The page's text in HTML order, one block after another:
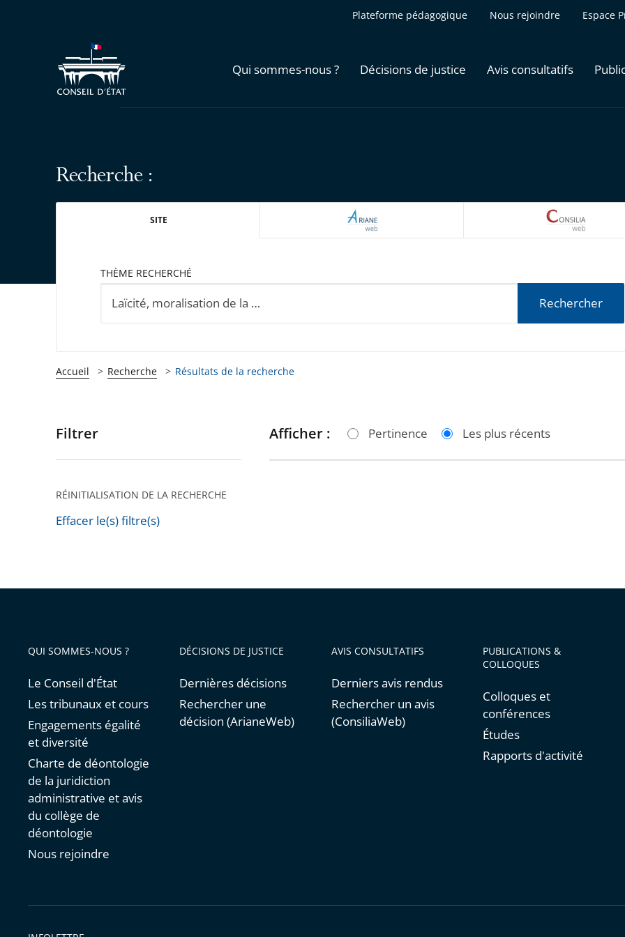
Plateforme pédagogique Nous rejoindre Espace
Qui sommes-nous ? Décisions de justice Avis consultatifs
Recherche :
SITE ARIANEWEB
THÈME RECHERCHÉ
Rechercher
Accueil Recherche Résultats de la recherche
Passer
pour
après
Filtrer
RÉINITIALISATION DE LA RECHERCHE
Effacer le(s) filtre(s)
Afficher : Pertinence Les plus récents
QUI SOMMES-NOUS ?
Le Conseil d'État
Les tribunaux et cours
Engagements égalité
et diversité
Charte de déontologie
de la juridiction
administrative et avis
du collège de
déontologie
Nous rejoindre
DÉCISIONS DE JUSTICE
Dernières décisions
Rechercher une
décision (ArianeWeb)
AVIS CONSULTATIFS
Derniers avis rendus
Rechercher un avis
(ConsiliaWeb)
PUBLICATIONS &
COLLOQUES
Colloques et
conférences
Études
Rapports d'activité